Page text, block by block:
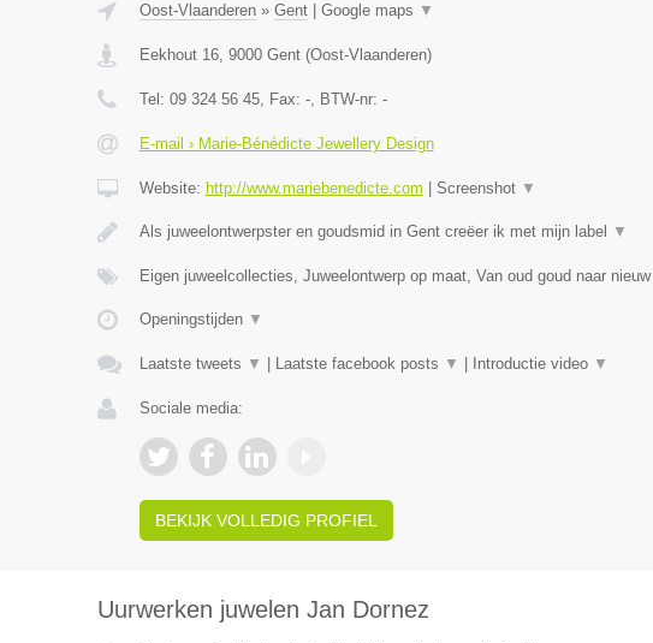
Oost-Vlaanderen» Gent| Google maps ▼
Eekhout 16, 9000 Gent(Oost-Vlaanderen)
Tel: 09 324 56 45, Fax: -, BTW-nr: -
E-mail › Marie-Bénédicte Jewellery Design
Website: http://www.mariebenedicte.com Screenshot ▼
Als juweelontwerpster en goudsmid in Gent creëer ik met mijn label ▼
Eigen juweelcollecties, Juweelontwerp op maat, Van oud goud naar nieuw
Openingstijden ▼
Laatste tweets ▼ Laatste facebook posts ▼ Introductie video ▼
Sociale media:
BEKIJK VOLLEDIG PROFIEL
Uurwerken juwelen Jan Dornez